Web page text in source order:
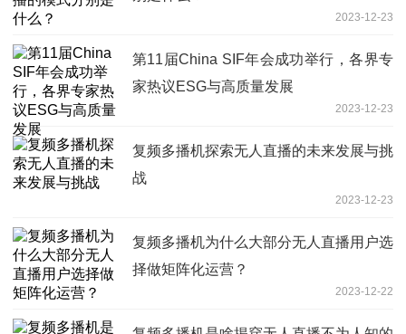
2023-12-23
第11届China SIF年会成功举行，各界专
家热议ESG与高质量发展
2023-12-23
复频多播机探索无人直播的未来发展与挑
战
2023-12-23
复频多播机为什么大部分无人直播用户选
择做矩阵化运营？
2023-12-22